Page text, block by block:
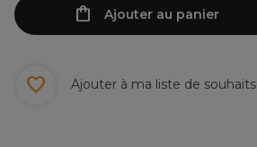
Ajouter au panier
Ajouter à ma liste de souhaits